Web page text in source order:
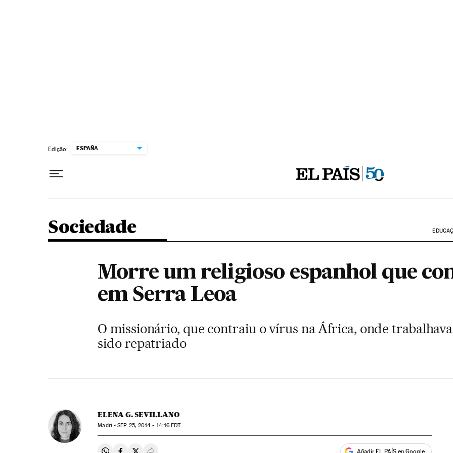
Edição: ESPAÑA
Sociedade
Morre um religioso espanhol que
em Serra Leoa
O missionário, que contraiu o vírus na África, onde
sido repatriado
ELENA G. SEVILLANO
Madri -SEP 25, 2014 - 14:16 EDT
Añadir EL PAÍS en Google